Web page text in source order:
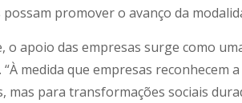
possam promover o avanço da
o apoio das empresas surge como
“À medida que empresas
mas para transformações sociais